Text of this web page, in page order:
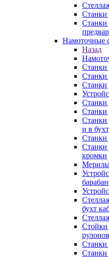
Станки
Станки
Намоточные
Назад
Станки
Станки
Станки
Станки
Станки
Станки
и в
Станки
Станки
кромки
бухт
Стойки
рулонов
Станки
Станки